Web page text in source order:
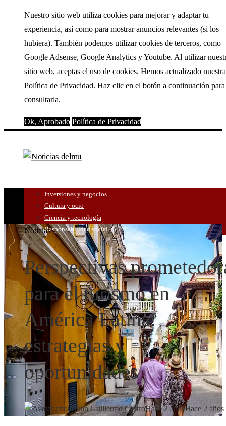
Nuestro sitio web utiliza cookies para mejorar y adaptar tu
experiencia, así como para mostrar anuncios relevantes (si los
hubiera). También podemos utilizar cookies de terceros, como
Google Adsense, Google Analytics y Youtube. Al utilizar
sitio web, aceptas el uso de cookies. Hemos actualizado nuestra
Política de Privacidad. Haz clic en el botón a continuación para
consultarla.
Ok, Aprobado Política de Privacidad
Inversiones y negocios
Cultura y ocio
Ciencia y tecnología
Responsabilidad social
Noticias
Perspectivas
para el turismo en
América Latina:
estrategias y
oportunidades
Juan Guillermo CastroHace 2 añosHace 2 años